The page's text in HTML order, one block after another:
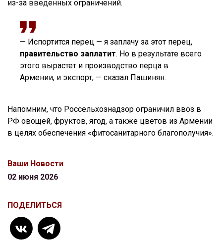
из-за введенных ограничений.
— Испортится перец — я заплачу за этот перец,
правительство заплатит. Но в результате всего
этого вырастет и производство перца в
Армении, и экспорт, — сказал Пашинян.
Напомним, что Россельхознадзор ограничил ввоз в
РФ овощей, фруктов, ягод, а также цветов из Армении
в целях обеспечения «фитосанитарного благополучия».
Ваши Новости
02 июня 2026
ПОДЕЛИТЬСЯ